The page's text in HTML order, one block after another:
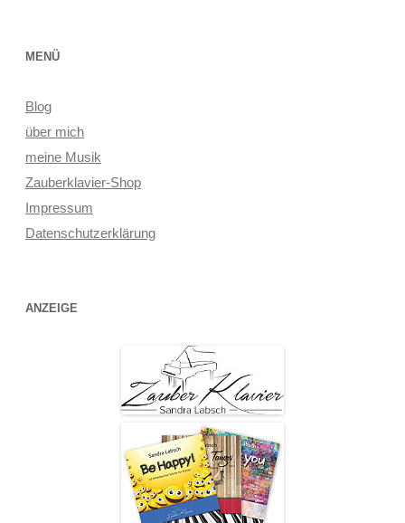
MENÜ
Blog
über mich
meine Musik
Zauberklavier-Shop
Impressum
Datenschutzerklärung
ANZEIGE